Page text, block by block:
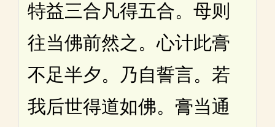
特益三合凡得五合。母则
往当佛前然之。心计此膏
不足半夕。乃自誓言。若
我后世得道如佛。膏当通